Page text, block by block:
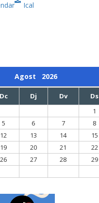
Ical
Agost 2026
Dc Dj Dv Ds
1
5 6 7 8
12 13 14 15
19 20 21 22
26 27 28 29